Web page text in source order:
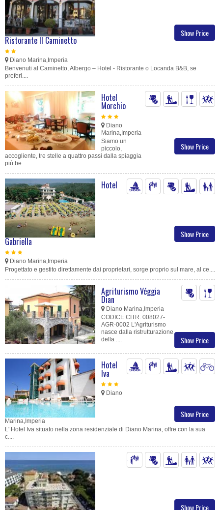
Show Price
Ristorante Il Caminetto
Diano Marina,Imperia
Benvenuti al Caminetto, Albergo – Hotel - Ristorante o Locanda B&B, se
preferi....
Show Price
Hotel
Morchio
Diano
Marina,Imperia
Siamo un
piccolo,
accogliente, tre stelle a quattro passi dalla spiaggia
più be....
Show Price
Hotel
Gabriella
Diano Marina,Imperia
Progettato e gestito direttamente dai proprietari, sorge proprio sul mare, al ce....
Show Price
Agriturismo Véggia
Dian
Diano Marina,Imperia
CODICE CITR: 008027-
AGR-0002 L'Agriturismo
nasce dalla ristrutturazione
della ....
Show Price
Hotel
Iva
Diano
Marina,Imperia
L' Hotel Iva situato nella zona residenziale di Diano Marina, offre con la sua
c....
Show Price